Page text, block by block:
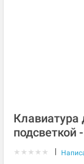
Клавиатура
подсветкой
★ ★ ★ ★ ★ |